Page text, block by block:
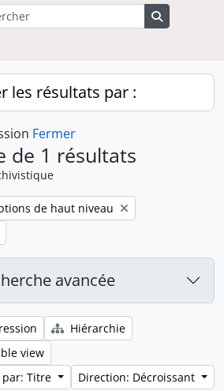
les résultats par :
Fermer
de 1 résultats
de haut niveau
avancée
Hiérarchie
view
Titre
Direction: Décroissant